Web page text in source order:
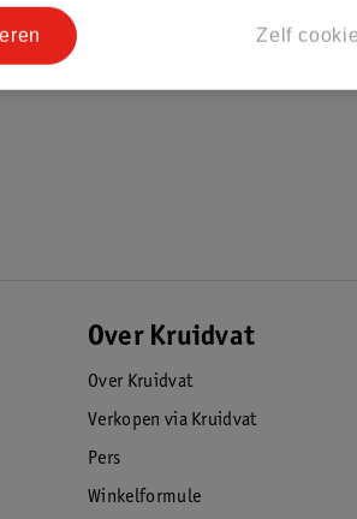
Over Kruidvat
Over Kruidvat
Verkopen via Kruidvat
Pers
Winkelformule
Zelf